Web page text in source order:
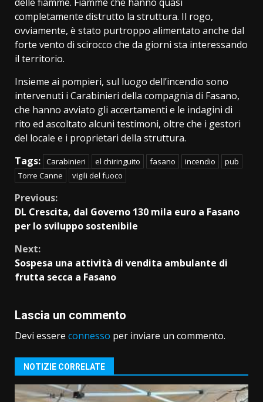
completamente distrutto la struttura. Il rogo,
ovviamente, è stato purtroppo alimentato anche dal
forte vento di scirocco che da giorni sta interessando
il territorio.
Insieme ai pompieri, sul luogo dell’incendio sono
intervenuti i Carabinieri della compagnia di Fasano,
che hanno avviato gli accertamenti e le indagini di
rito ed ascoltato alcuni testimoni, oltre che i gestori
del locale e i proprietari della struttura.
Tags: Carabinieri el chiringuito fasano incendio
pub
Torre Canne
vigili del fuoco
Continue
Reading
Previous:
DL Crescita, dal Governo 130 mila euro a Fasano
per lo sviluppo sostenibile
Next:
Sospesa una attività di vendita ambulante di
frutta secca a Fasano
Lascia un commento
Devi essere connesso per inviare un commento.
NOTIZIE CORRELATE